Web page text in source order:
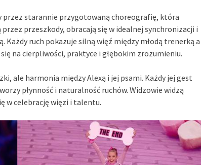
przez starannie przygotowaną choreografię, która
przeszkody, obracają się w idealnej synchronizacji i
ruch pokazuje silną więź między młodą trenerką a
na cierpliwości, praktyce i głębokim zrozumieniu.
ale harmonia między Alexą i jej psami. Każdy jej gest
płynność i naturalność ruchów. Widzowie widzą
w celebrację więzi i talentu.